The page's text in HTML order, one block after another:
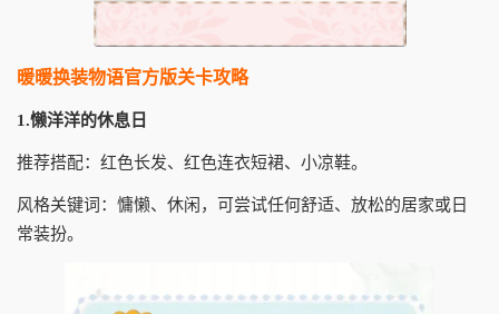
暖暖换装物语官方版关卡攻略
1.懒洋洋的休息日
推荐搭配：红色长发、红色连衣短裙、小凉鞋。
风格关键词：慵懒、休闲，可尝试任何舒适、放松的居家或日
常装扮。